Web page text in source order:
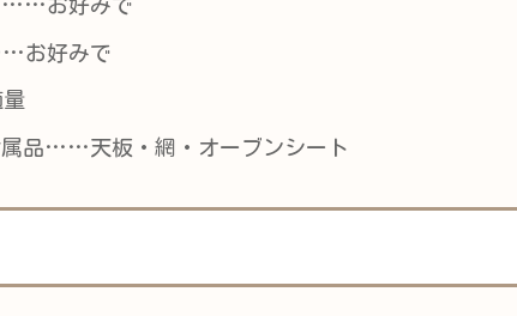
……お好みで
お好みで
属品……天板・網・オーブンシート